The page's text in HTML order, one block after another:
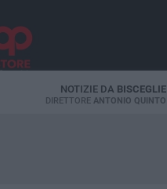
NOTIZIE DA BISCEGLIE
DIRETTORE ANTONIO QUINTO